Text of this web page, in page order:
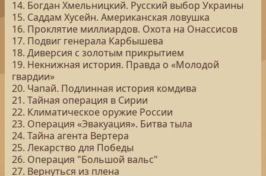
14. Богдан Хмельницкий. Русский выбор Украины
15. Саддам Хусейн. Американская ловушка
16. Проклятие миллиардов. Охота на Онассисов
17. Подвиг генерала Карбышева
18. Диверсия с золотым прикрытием
19. Некнижная история. Правда о «Молодой
гвардии»
20. Чапай. Подлинная история комдива
21. Тайная операция в Сирии
22. Климатическое оружие России
23. Операция «Эвакуация». Битва тыла
24. Тайна агента Вертера
25. Лекарство для Победы
26. Операция "Большой вальс"
27. Вернуться из плена